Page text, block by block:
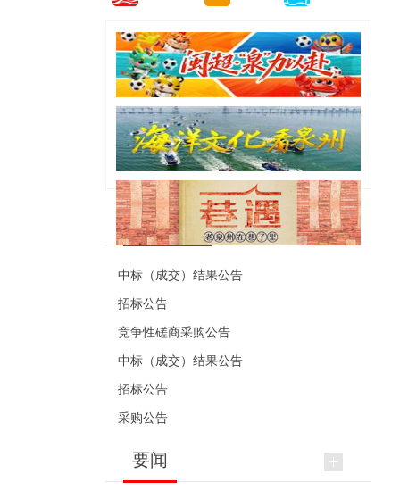
便民资讯
中标（成交）结果公告
招标公告
竞争性磋商采购公告
中标（成交）结果公告
招标公告
采购公告
要闻